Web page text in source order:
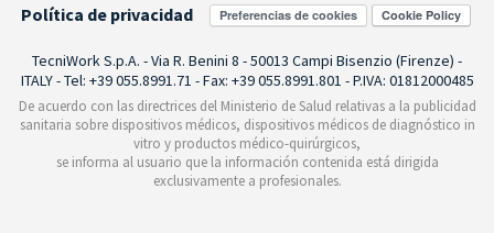
Política de privacidad
Preferencias de cookies
TecniWork S.p.A. - Via R. Benini 8 - 50013 Campi Bisenzio (Firenze) -
ITALY - Tel: +39 055.8991.71 - Fax: +39 055.8991.801 - P.IVA: 01812000485
De acuerdo con las directrices del Ministerio de Salud relativas a la publicidad
sanitaria sobre dispositivos médicos, dispositivos médicos de diagnóstico in
vitro y productos médico-quirúrgicos,
se informa al usuario que la información contenida está dirigida
exclusivamente a profesionales.